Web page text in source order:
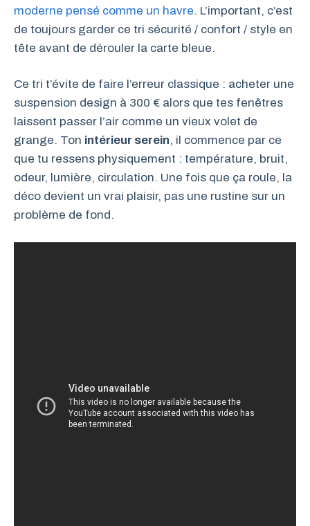
moderne pensé comme un havre. L’important, c’est
de toujours garder ce tri sécurité / confort / style en
tête avant de dérouler la carte bleue.
Ce tri t’évite de faire l’erreur classique : acheter une
suspension design à 300 € alors que tes fenêtres
laissent passer l’air comme un vieux volet de
grange. Ton intérieur serein, il commence par ce
que tu ressens physiquement : température, bruit,
odeur, lumière, circulation. Une fois que ça roule, la
déco devient un vrai plaisir, pas une rustine sur un
problème de fond.